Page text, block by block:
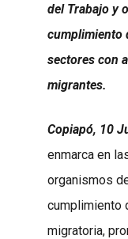
del Trabajo y
cumplimiento
sectores con
migrantes.
Copiapó, 10
enmarca en
organismos
cumplimiento
migratoria,